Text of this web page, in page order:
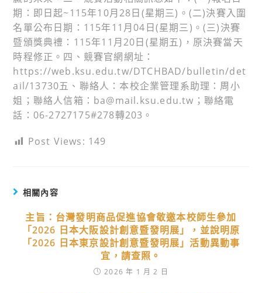
期：即日起~115年10月28日(星期三)。(二)決賽入圍
名單公布日期：115年11月04日(星期三)。(三)決賽
暨頒獎典禮：115年11月20日(星期五)，原決賽當天
時程修正。四、競賽官網網址：
https://web.ksu.edu.tw/DTCHBAD/bulletin/det
ail/13730五、聯絡人：本校企業管理系助理：周小
姐；聯絡人信箱：ba@mail.ksu.edu.tw；聯絡電
話：06-2727175#278轉203。
Post Views: 149
相關內容
主旨：台灣發明商品促進協會敬邀本校師生參加
「2026 日本大阪設計創意暨發明展」，並說明原
「2026 日本東京設計創意暨發明展」活動異動事
宜，請查照。
2026 年 1 月 2 日